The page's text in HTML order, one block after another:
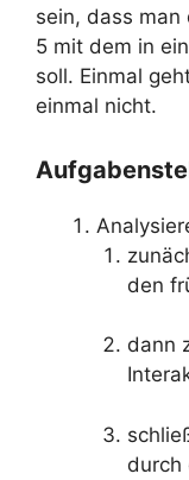
sein, dass man
5 mit dem in
soll. Einmal
einmal nicht.
den
dann
durch